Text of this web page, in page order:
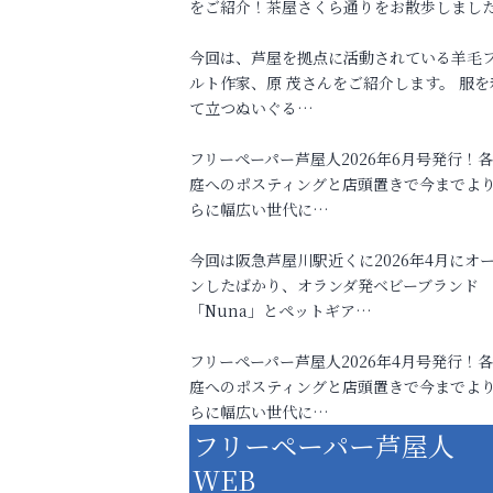
をご紹介！茶屋さくら通りをお散歩しまし
今回は、芦屋を拠点に活動されている羊毛
ルト作家、原 茂さんをご紹介します。 服を
て立つぬいぐる…
フリーペーパー芦屋人2026年6月号発行！
庭へのポスティングと店頭置きで今までよ
らに幅広い世代に…
今回は阪急芦屋川駅近くに2026年4月にオ
ンしたばかり、オランダ発ベビーブランド
「Nuna」とペットギア…
フリーペーパー芦屋人2026年4月号発行！
庭へのポスティングと店頭置きで今までよ
らに幅広い世代に…
フリーペーパー芦屋人
WEB